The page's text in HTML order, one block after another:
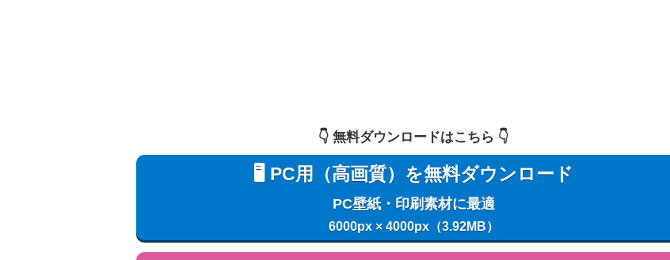
👇️ 無料ダウンロードはこちら 👇️
🖥️ PC用（高画質）を無料ダウンロード
PC壁紙・印刷素材に最適
6000px × 4000px（3.92MB）